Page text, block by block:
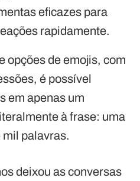
eficazes para
rapidamente.
opções de emojis, com
é possível
em apenas um
à frase: uma
mil palavras.
deixou as conversas